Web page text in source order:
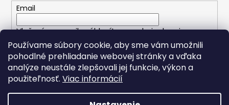
Používame súbory cookie, aby sme vám umožnili
pohodlné prehliadanie webovej stránky a vďaka
analýze neustále zlepšovali jej funkcie, výkon a
použiteľnosť. Viac informácií
e
Email
Vložením e-mailu súhlasíte spodmienkami
ochrany osobných údajov
PRIHLÁSIŤ SA